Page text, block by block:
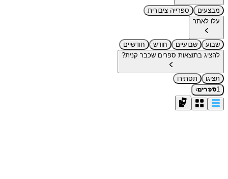
מבצעים
ספרייה ציבורית
עלו לאתר
שבוע שבועיים חודש
חודשיים
להציג בתוצאות ספרים שכבר קנית?
תציגו
תסתירו
1ספרים›